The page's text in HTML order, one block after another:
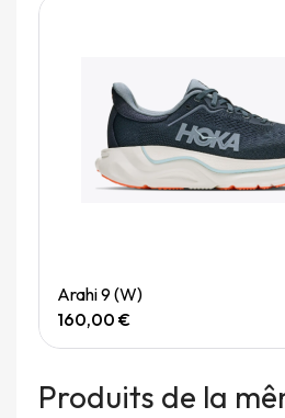
Arahi 9 (W)
160,00 €
Produits de la